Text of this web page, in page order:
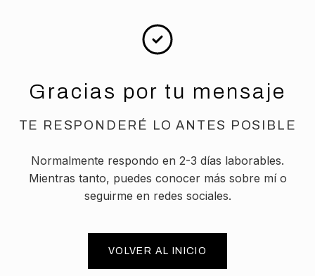
Gracias por tu mensaje
TE RESPONDERÉ LO ANTES POSIBLE
Normalmente respondo en 2-3 días laborables.
Mientras tanto, puedes conocer más sobre mí o
seguirme en redes sociales.
VOLVER AL INICIO